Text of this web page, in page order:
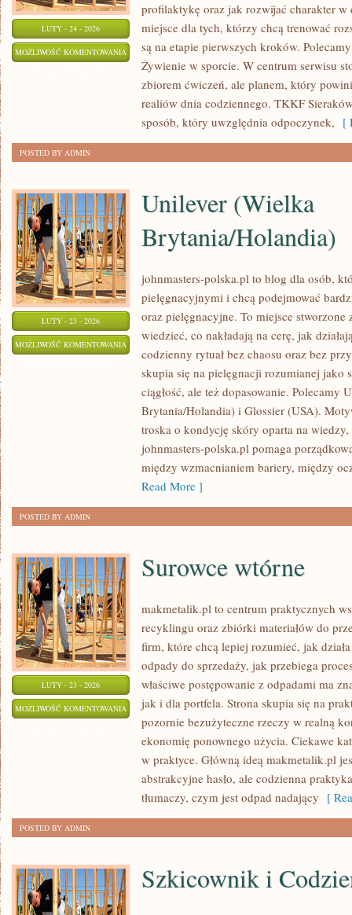
LUTY - 24 - 2026
MOŻLIWOŚĆ KOMENTOWANIA KONTUZJE
PROFILAKTYKA
profilaktykę oraz jak rozwijać charakter w
miejsce dla tych, którzy chcą trenować
są na etapie pierwszych kroków.
Żywienie w sporcie. W centrum serwisu
zbiorem ćwiczeń, ale planem, który
realiów dnia codziennego. TKKF
sposób, który uwzględnia odpoczynek, [
POSTED BY ADMIN
LUTY - 23 - 2026
MOŻLIWOŚĆ KOMENTOWANIA
BRYTANIA/HOLANDIA)
Unilever (Wielka
Brytania/Holandia)
johnmasters-polska.pl to blog dla osób,
pielęgnacyjnymi i chcą podejmować
oraz pielęgnacyjne. To miejsce
wiedzieć, co nakładają na cerę, jak
codzienny rytuał bez chaosu oraz bez
skupia się na pielęgnacji rozumianej jako
ciągłość, ale też dopasowanie. Polecamy
Brytania/Holandia) i Glossier (USA).
troska o kondycję skóry oparta na
johnmasters-polska.pl pomaga
między wzmacnianiem bariery, między
Read More ]
POSTED BY ADMIN
LUTY - 23 - 2026
MOŻLIWOŚĆ KOMENTOWANIA SUROWCE
WTÓRNE
Surowce wtórne
makmetalik.pl to centrum praktycznych
recyklingu oraz zbiórki materiałów do
firm, które chcą lepiej rozumieć, jak
odpady do sprzedaży, jak przebiega
właściwe postępowanie z odpadami ma
jak i dla portfela. Strona skupia się na
pozornie bezużyteczne rzeczy w realną
ekonomię ponownego użycia. Ciekawe
w praktyce. Główną ideą makmetalik.pl
abstrakcyjne hasło, ale codzienna
tłumaczy, czym jest odpad nadający [
POSTED BY ADMIN
Szkicownik i